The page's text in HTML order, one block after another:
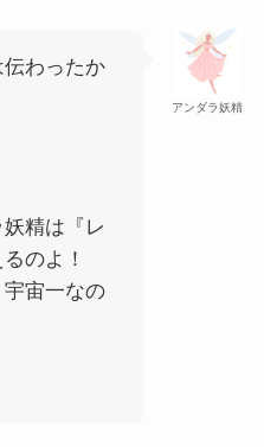
アンダラ妖精
わったか
精は『レ
のよ！
宙一なの